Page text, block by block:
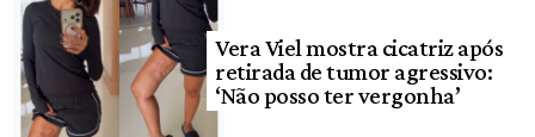
Vera Viel mostra cicatriz após
retirada de tumor agressivo:
‘Não posso ter vergonha’